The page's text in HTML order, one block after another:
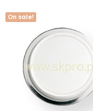
On sale!